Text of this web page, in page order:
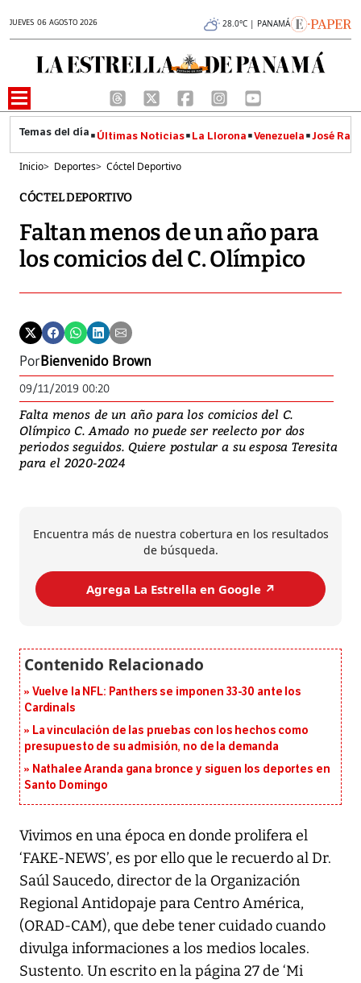
JUEVES 06 AGOSTO 2026 28.0°C | PANAMÁ
Últimas Noticias La Llorona Venezuela José
Inicio> Deportes> Cóctel Deportivo
CÓCTEL DEPORTIVO
Faltan menos de un año para
los comicios del C. Olímpico
PorBienvenido Brown
09/11/2019 00:20
Falta menos de un año para los comicios del C.
Olímpico C. Amado no puede ser reelecto por dos
periodos seguidos. Quiere postular a su esposa Teresita
para el 2020-2024
Encuentra más de nuestra cobertura en los resultados
de búsqueda.
Agrega La Estrella en Google ↗️
Vuelve la NFL: Panthers se imponen 33-30 ante los
Cardinals
La vinculación de las pruebas con los hechos como
presupuesto de su admisión, no de la demanda
Nathalee Aranda gana bronce y siguen los deportes en
Santo Domingo
Vivimos en una época en donde prolifera el
‘FAKE-NEWS’, es por ello que le recuerdo al Dr.
Saúl Saucedo, director de la Organización
Regional Antidopaje para Centro América,
(ORAD-CAM), que debe tener cuidado cuando
divulga informaciones a los medios locales.
Sustento. Un escrito en la página 27 de ‘Mi